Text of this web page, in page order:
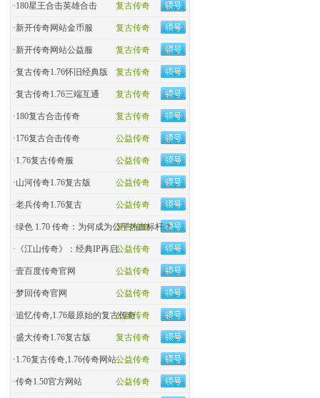
复古传奇
·180星王合击英雄合击
复古传奇
·新开传奇网站金币服
复古传奇
·新开传奇网站公益服
复古传奇
·复古传奇1.76怀旧经典版
复古传奇
·复古传奇1.76三端互通
复古传奇
·180复古合击传奇
公益传奇
·176复古合击传奇
公益传奇
·1.76复古传奇服
公益传奇
·山河传奇1.76复古版
公益传奇
·老兵传奇1.76复古
复古传奇
·绿色 1.70 传奇：为何成为公平热血标杆？
公益传奇
· 《江山传奇》：经典IP再启
公益传奇
·壹百度传奇官网
公益传奇
·梦回传奇官网
公益传奇
·追忆传奇,1.76最原始的复古传奇
复古传奇
·盛大传奇1.76复古版
公益传奇
·1.76复古传奇,1.76传奇网站
公益传奇
·传奇1.50官方网站